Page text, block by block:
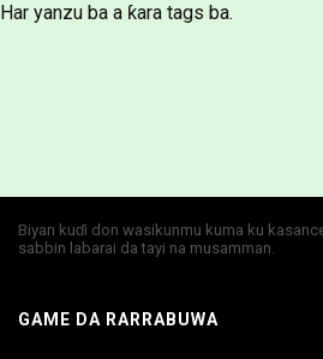
Har yanzu ba a ƙara tags ba.
Biyan kuɗi don wasikunmu kuma ku
sabbin labarai da tayi na musamman.
GAME DA RARRABUWA